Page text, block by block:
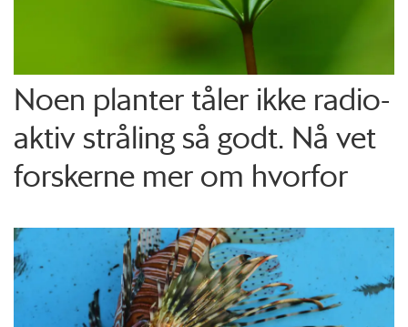
Noen planter tåler ikke radio­
aktiv stråling så godt. Nå vet
forskerne mer om hvorfor